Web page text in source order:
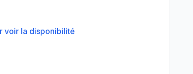
voir la disponibilité